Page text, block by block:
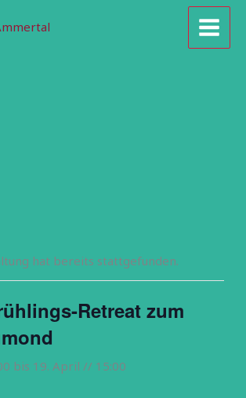
hat bereits stattgefunden.
Retreat zum
bis 19. April // 15:00